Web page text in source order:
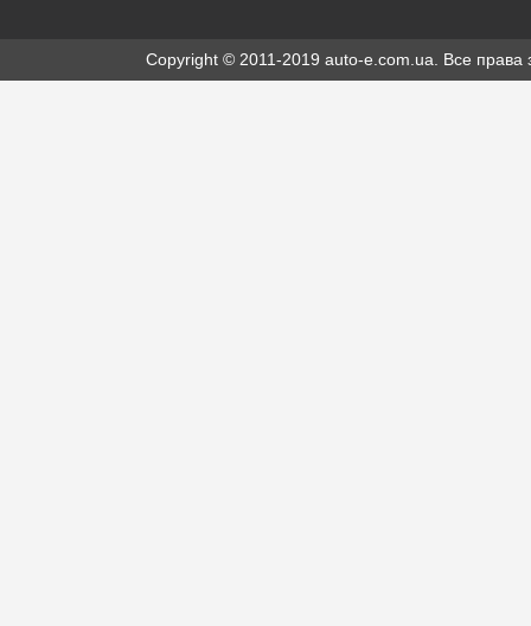
Copyright © 2011-2019 auto-e.com.ua. Все